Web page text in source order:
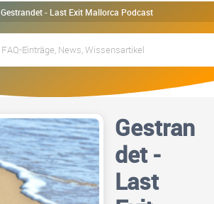
Gestrandet - Last Exit Mallorca Podcast
Gestran
det -
Last